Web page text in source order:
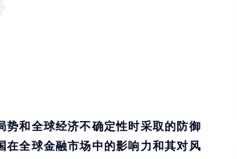
势和全球经济不确定性时采取的防御
在全球金融市场中的影响力和其对风